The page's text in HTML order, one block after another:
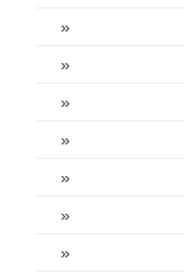
»
»
»
»
»
»
»